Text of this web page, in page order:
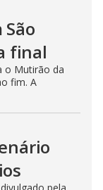
final
o Mutirão da
fim. A